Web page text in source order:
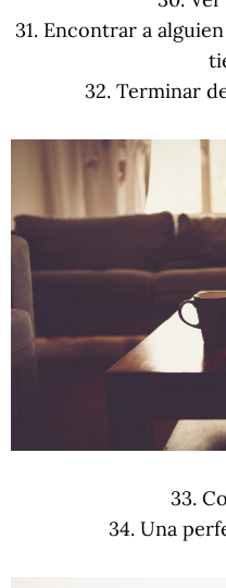
31. Encontrar a
32. Terminar
33.
34. Una